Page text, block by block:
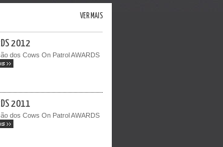
VER MAIS
2012
dos Cows On Patrol AWARDS
>>
2011
dos Cows On Patrol AWARDS
>>